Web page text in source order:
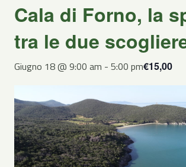
Cala di Forno, la
tra le due
Giugno 18 @ 9:00 am - 5:00 pm€15,00